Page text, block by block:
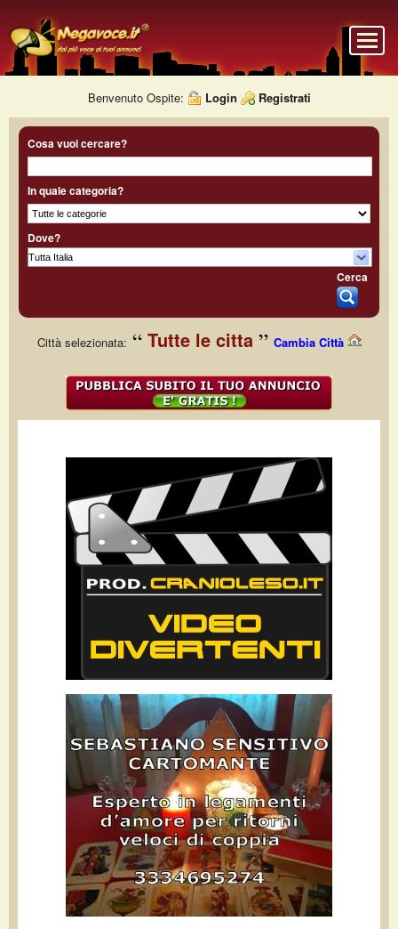
Benvenuto Ospite: Login Registrati
Cosa vuoi cercare?
In quale categoria?
Dove?
Cerca
Città selezionata: Tutte le citta Cambia Città